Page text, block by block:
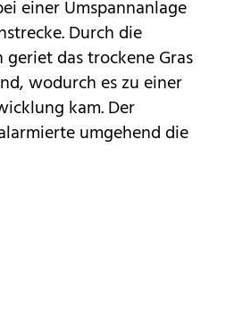
einer Umspannanlage
Durch die
das trockene Gras
wodurch es zu einer
kam. Der
umgehend die